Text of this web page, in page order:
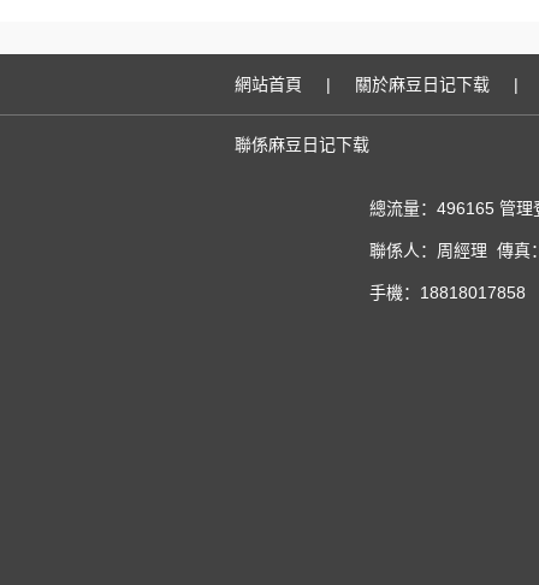
網站首頁 | 關於麻豆日记下载 |
聯係麻豆日记下载
總流量：496165 管理
聯係人：周經理 傳
手機：18818017858